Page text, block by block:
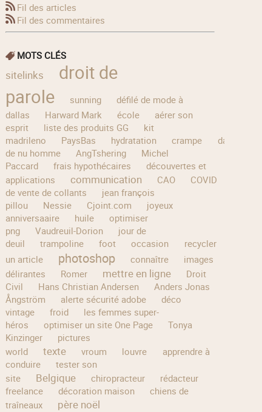
Fil des articles
Fil des commentaires
MOTS CLÉS
sitelinks
droit de
parole
sunning
défilé de mode à
dallas
Harward Mark école
aérer son
esprit
liste des produits GG
kit
madrileno
PaysBas hydratation crampe
de nu homme
AngTshering
Michel
Paccard
frais hypothécaires
découvertes et
applications
communication CAO COVID
de vente de collants
jean françois
pillou
Nessie Cjoint.com
joyeux
anniversaaire
huile
optimiser
png
Vaudreuil-Dorion
jour de
deuil
trampoline foot occasion
recycler
un article
photoshop connaître
images
délirantes
Romer mettre en ligne
Droit
Civil
Hans Christian Andersen
Anders Jonas
Ångström
alerte sécurité adobe
déco
vintage
froid
les femmes super-
héros
optimiser un site One Page
Tonya
Kinzinger
pictures
world
texte vroum louvre
apprendre à
conduire
tester son
site
Belgique chiropracteur
rédacteur
freelance
décoration maison
chiens de
traîneaux
père noël